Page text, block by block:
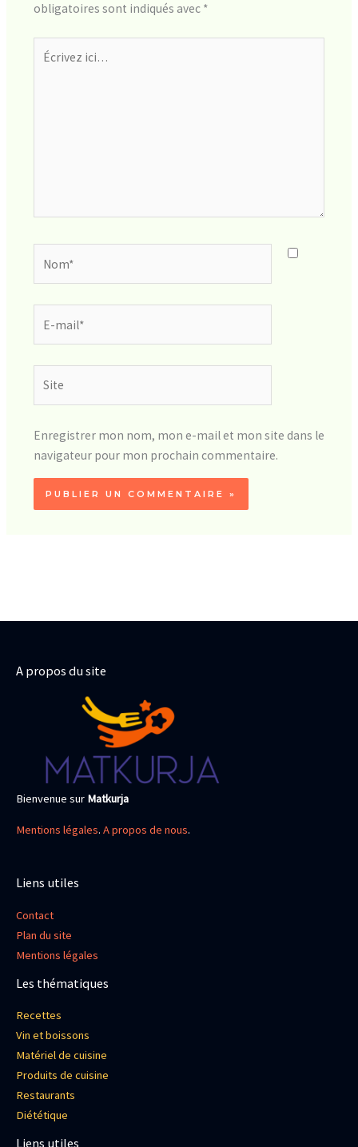
obligatoires sont indiqués avec *
ici…
mail*
Enregistrer mon nom, mon e-mail et mon site dans le
navigateur pour mon prochain commentaire.
A propos du site
Bienvenue sur Matkurja
Mentions légales. A propos de nous.
Liens utiles
Contact
Plan du site
Mentions légales
Les thématiques
Recettes
Vin et boissons
Matériel de cuisine
Produits de cuisine
Restaurants
Diététique
Liens utiles